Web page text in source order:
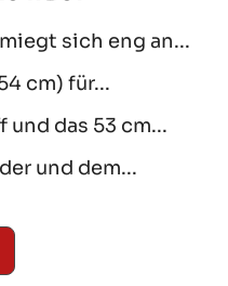
sich eng an...
cm) für...
das 53 cm...
und dem...